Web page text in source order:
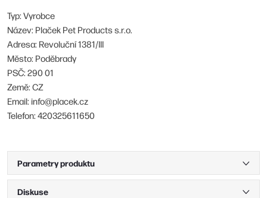
Typ: Vyrobce
Název: Plaček Pet Products s.r.o.
Adresa: Revoluční 1381/III
Město: Poděbrady
PSČ: 290 01
Země: CZ
Email: info@placek.cz
Telefon: 420325611650
Parametry produktu
Diskuse